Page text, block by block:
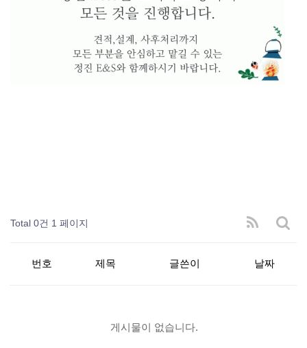
Total 0건 1 페이지
번호 제목 글쓴이 날짜
게시물이 없습니다.